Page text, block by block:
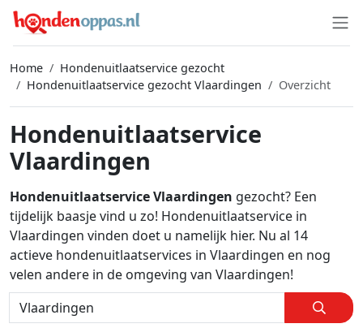
Home
Hondenuitlaatservice gezocht
Hondenuitlaatservice gezocht Vlaardingen
Overzicht
Hondenuitlaatservice
Vlaardingen
Hondenuitlaatservice Vlaardingen gezocht? Een
tijdelijk baasje vind u zo! Hondenuitlaatservice in
Vlaardingen vinden doet u namelijk hier. Nu al 14
actieve hondenuitlaatservices in Vlaardingen en nog
velen andere in de omgeving van Vlaardingen!